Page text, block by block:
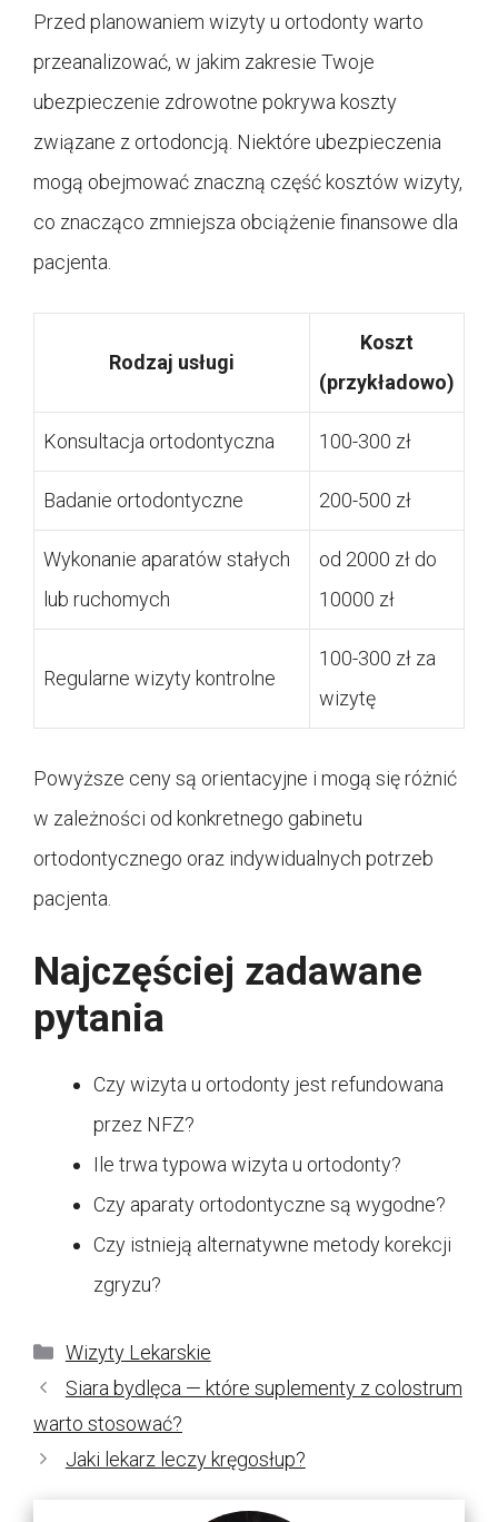
Przed planowaniem wizyty u ortodonty warto
przeanalizować, w jakim zakresie Twoje
ubezpieczenie zdrowotne pokrywa koszty
związane z ortodoncją. Niektóre ubezpieczenia
mogą obejmować znaczną część kosztów wizyty,
co znacząco zmniejsza obciążenie finansowe dla
pacjenta.
Rodzaj usługi
Koszt
(przykładowo)
Konsultacja ortodontyczna 100-300 zł
Badanie ortodontyczne 200-500 zł
Wykonanie aparatów stałych
lub ruchomych
od 2000 zł do
10000 zł
Regularne wizyty kontrolne
100-300 zł za
wizytę
Powyższe ceny są orientacyjne i mogą się różnić
w zależności od konkretnego gabinetu
ortodontycznego oraz indywidualnych potrzeb
pacjenta.
Najczęściej zadawane
pytania
Czy wizyta u ortodonty jest refundowana
przez NFZ?
Ile trwa typowa wizyta u ortodonty?
Czy aparaty ortodontyczne są wygodne?
Czy istnieją alternatywne metody korekcji
zgryzu?
Kategorie
Wizyty Lekarskie
Siara bydlęca — które suplementy z colostrum
warto stosować?
Jaki lekarz leczy kręgosłup?